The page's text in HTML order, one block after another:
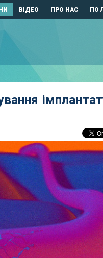
ВІДЕО ПРО НАС